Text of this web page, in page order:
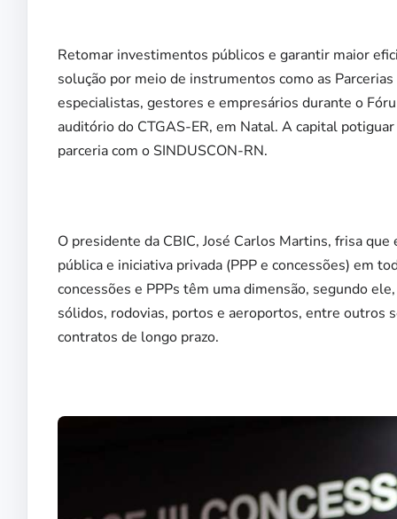
Retomar investimentos públicos e garantir maior
solução por meio de instrumentos como as
especialistas, gestores e empresários durante o
auditório do CTGAS-ER, em Natal. A capital
parceria com o SINDUSCON-RN.
O presidente da CBIC, José Carlos Martins, frisa
pública e iniciativa privada (PPP e concessões) em
concessões e PPPs têm uma dimensão, segundo
sólidos, rodovias, portos e aeroportos, entre outros
contratos de longo prazo.